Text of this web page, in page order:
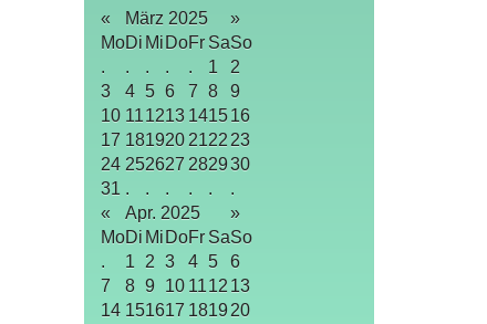
« März 2025
»
MoDi Mi DoFr SaSo
.
. . . . 1
2
3
4 5 6 7 8
9
10 111213 1415 16
17 181920 2122 23
24 252627 282930
31 . . . . .
.
«
Apr. 2025
»
MoDi Mi DoFr SaSo
.
1 2 3 4 5
6
7
8 9 10 1112 13
14 151617 1819 20